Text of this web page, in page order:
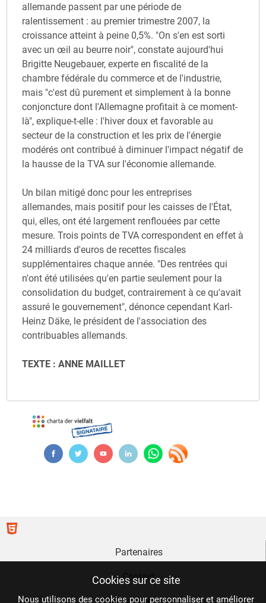
allemande passent par une période de
ralentissement : au premier trimestre 2007, la
croissance atteint à peine 0,5%. "On s'en est sorti
avec un œil au beurre noir", constate aujourd'hui
Brigitte Neugebauer, experte en fiscalité de la
chambre fédérale du commerce et de l'industrie,
mais "c'est dû purement et simplement à la bonne
conjoncture dont l'Allemagne profitait à ce moment-
là", explique-t-elle : l'hiver doux et favorable au
secteur de la construction et les prix de l'énergie
modérés ont contribué à diminuer l'impact négatif de
la hausse de la TVA sur l'économie allemande.
Un bilan mitigé donc pour les entreprises
allemandes, mais positif pour les caisses de l'État,
qui, elles, ont été largement renflouées par cette
mesure. Trois points de TVA correspondent en effet à
24 milliards d'euros de recettes fiscales
supplémentaires chaque année. "Des rentrées qui
n'ont été utilisées qu'en partie seulement pour la
consolidation du budget, contrairement à ce qu'avait
assuré le gouvernement", dénonce cependant Karl-
Heinz Däke, le président de l'association des
contribuables allemands.
TEXTE : ANNE MAILLET
Cookies sur ce site
Nous utilisons des cookies pour personnaliser et améliorer
Partenaires
Contact